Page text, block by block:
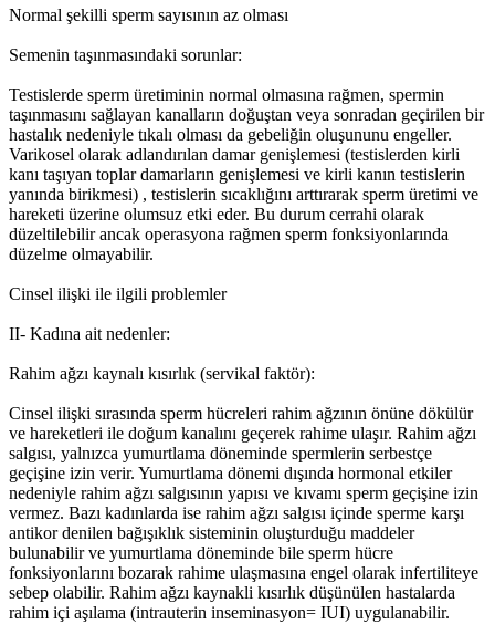
Normal şekilli sperm sayısının az olması
Semenin taşınmasındaki sorunlar:
Testislerde sperm üretiminin normal olmasına rağmen, spermin
taşınmasını sağlayan kanalların doğuştan veya sonradan geçirilen bir
hastalık nedeniyle tıkalı olması da gebeliğin oluşununu engeller.
Varikosel olarak adlandırılan damar genişlemesi (testislerden kirli
kanı taşıyan toplar damarların genişlemesi ve kirli kanın testislerin
yanında birikmesi) , testislerin sıcaklığını arttırarak sperm üretimi ve
hareketi üzerine olumsuz etki eder. Bu durum cerrahi olarak
düzeltilebilir ancak operasyona rağmen sperm fonksiyonlarında
düzelme olmayabilir.
Cinsel ilişki ile ilgili problemler
II- Kadına ait nedenler:
Rahim ağzı kaynalı kısırlık (servikal faktör):
Cinsel ilişki sırasında sperm hücreleri rahim ağzının önüne dökülür
ve hareketleri ile doğum kanalını geçerek rahime ulaşır. Rahim ağzı
salgısı, yalnızca yumurtlama döneminde spermlerin serbestçe
geçişine izin verir. Yumurtlama dönemi dışında hormonal etkiler
nedeniyle rahim ağzı salgısının yapısı ve kıvamı sperm geçişine izin
vermez. Bazı kadınlarda ise rahim ağzı salgısı içinde sperme karşı
antikor denilen bağışıklık sisteminin oluşturduğu maddeler
bulunabilir ve yumurtlama döneminde bile sperm hücre
fonksiyonlarını bozarak rahime ulaşmasına engel olarak infertiliteye
sebep olabilir. Rahim ağzı kaynakli kısırlık düşünülen hastalarda
rahim içi aşılama (intrauterin inseminasyon= IUI) uygulanabilir.